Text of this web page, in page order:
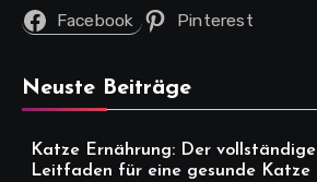
Facebook Pinterest
Neuste Beiträge
Katze Ernährung: Der vollständige
Leitfaden für eine gesunde Katze